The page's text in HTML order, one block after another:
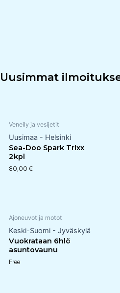
Uusimmat
Veneily ja vesijetit
Uusimaa - Helsinki
Sea-Doo Spark Trixx
2kpl
80,00 €
Ajoneuvot ja motot
Keski-Suomi - Jyväskylä
Vuokrataan 6hlö
asuntovaunu
Free